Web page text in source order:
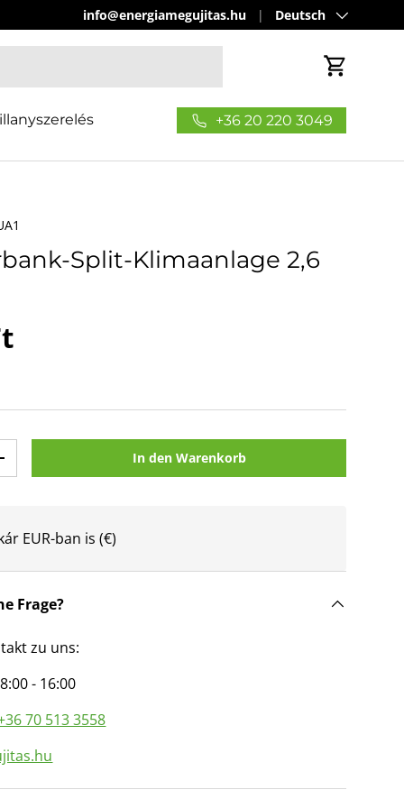
info@energiamegujitas.hu Sprache
Deutsch
+36 20 220 3049
Split-Klimaanlage 2,6
erhöhen In den Warenkorb
EUR-ban is (€)
Frage?
zu uns:
- 16:00
70 513 3558